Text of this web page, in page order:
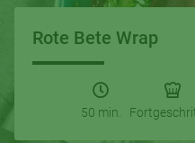
Rote Bete Wrap
50 min.